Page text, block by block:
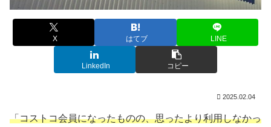
X はてブ LINE
LinkedIn コピー
2025.02.04
「コストコ会員になったものの、思ったより利用しなかっ